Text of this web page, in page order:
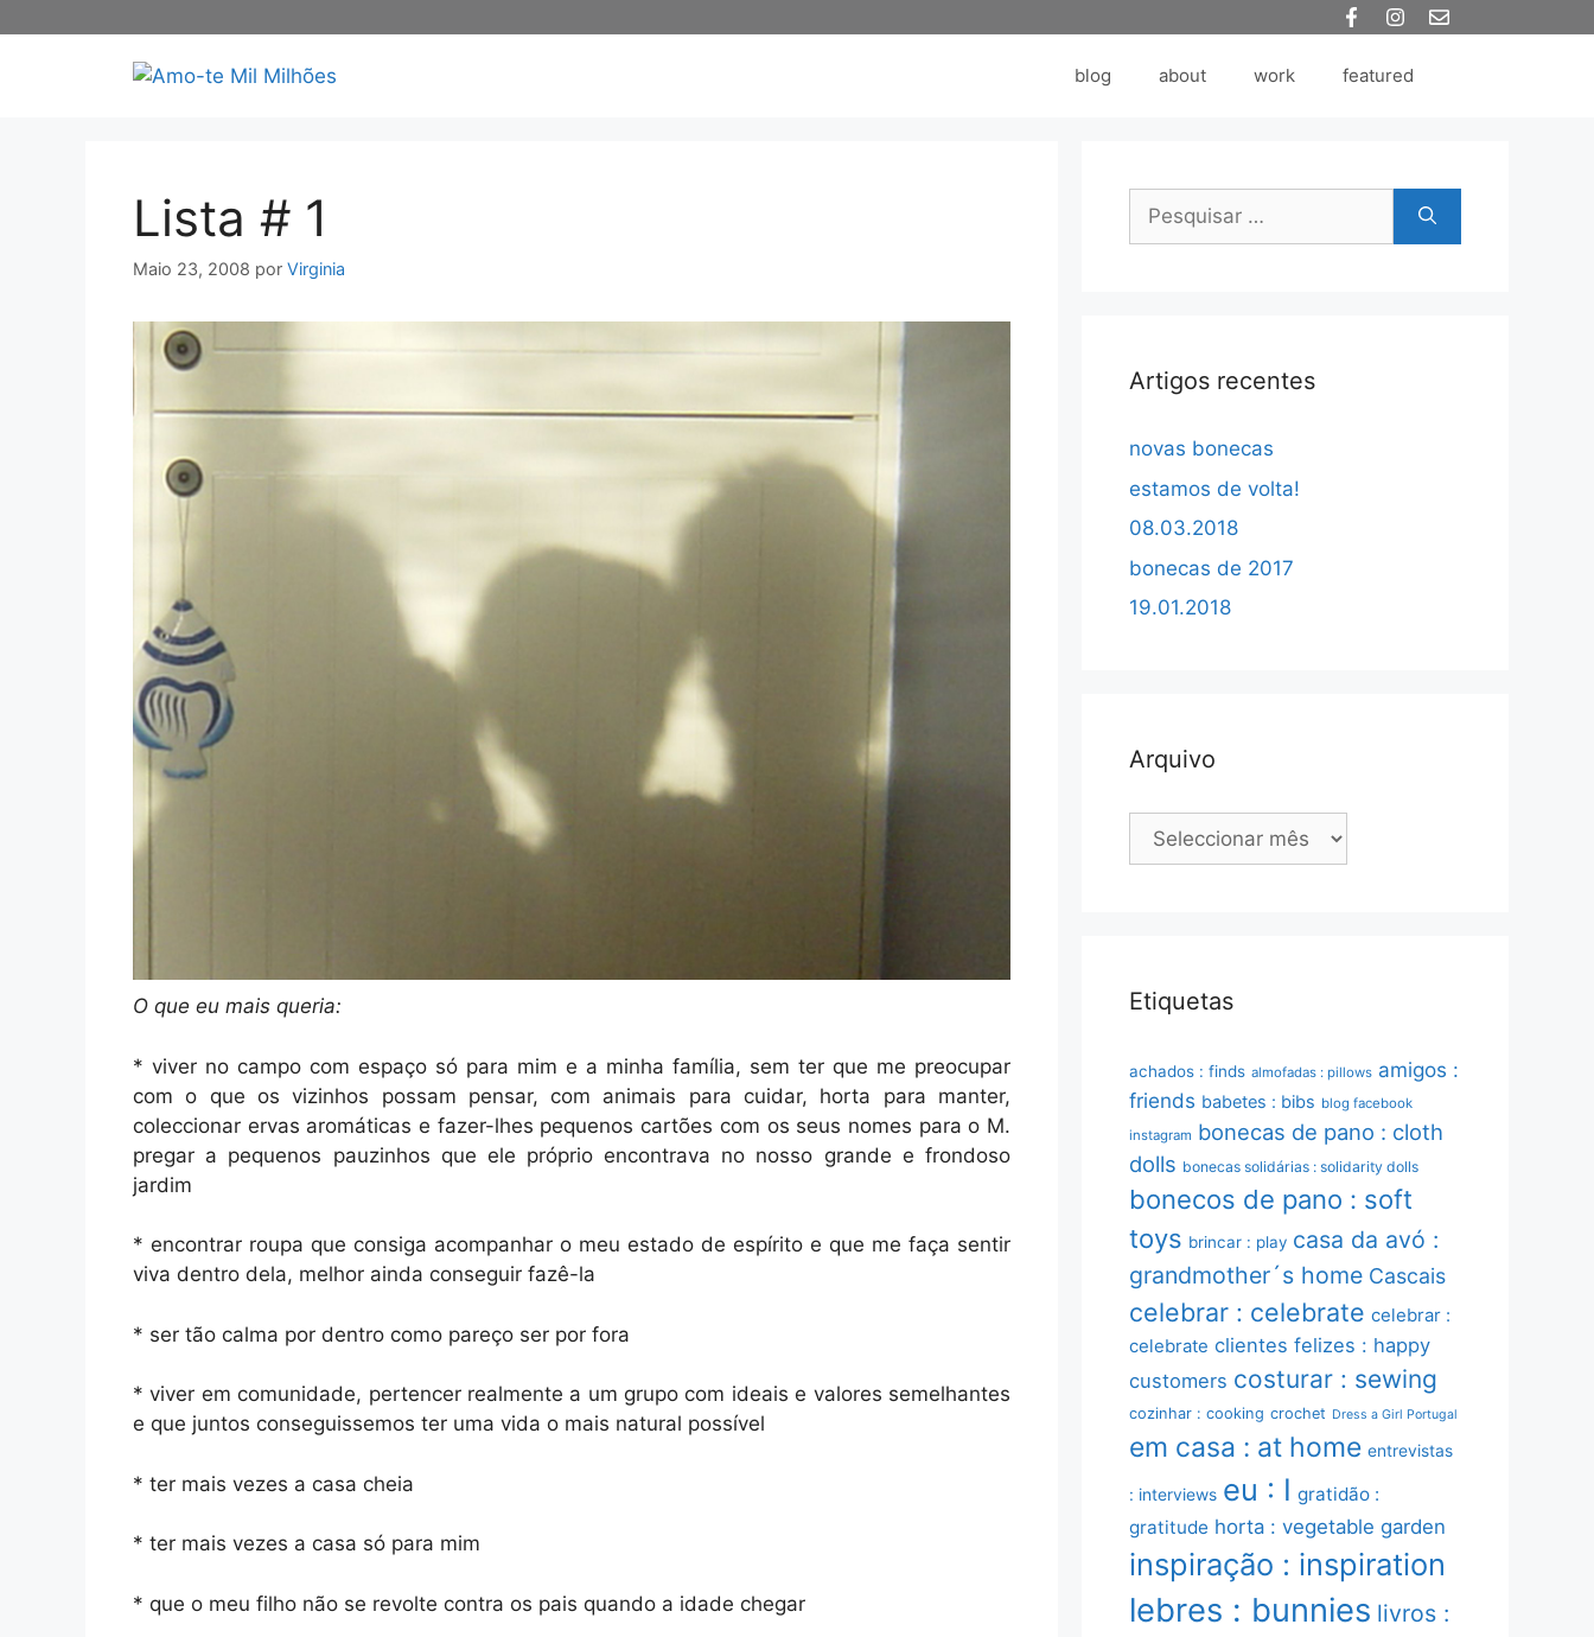
blog about work featured
Lista # 1
Maio 23, 2008 por Virginia
O que eu mais queria:
* viver no campo com espaço só para mim e a minha família, sem ter que me preocupar
com o que os vizinhos possam pensar, com animais para cuidar, horta para manter,
coleccionar ervas aromáticas e fazer-lhes pequenos cartões com os seus nomes para o M.
pregar a pequenos pauzinhos que ele próprio encontrava no nosso grande e frondoso
jardim
* encontrar roupa que consiga acompanhar o meu estado de espírito e que me faça sentir
viva dentro dela, melhor ainda conseguir fazê-la
* ser tão calma por dentro como pareço ser por fora
* viver em comunidade, pertencer realmente a um grupo com ideais e valores semelhantes
e que juntos conseguissemos ter uma vida o mais natural possível
* ter mais vezes a casa cheia
* ter mais vezes a casa só para mim
* que o meu filho não se revolte contra os pais quando a idade chegar
Pesquisar
Artigos recentes
novas bonecas
estamos de volta!
08.03.2018
bonecas de 2017
19.01.2018
Arquivo
Arquivo
Etiquetas
achados : finds almofadas : pillows amigos :
friends babetes : bibs blog facebook
instagram bonecas de pano : cloth
dolls bonecas solidárias : solidarity dolls
bonecos de pano : soft
toys brincar : play casa da avó :
grandmother´s home Cascais
celebrar : celebrate celebrar :
celebrate clientes felizes : happy
customers costurar : sewing
cozinhar : cooking crochet Dress a Girl Portugal
em casa : at home entrevistas
: interviews eu : I gratidão :
gratitude horta : vegetable garden
inspiração : inspiration
lebres : bunnies livros :